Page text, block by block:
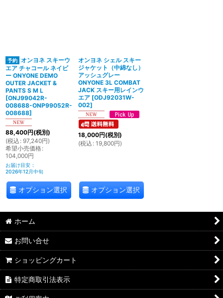
オンヨネ スキーウ
エア チャコール ネイビ
ー ONYONE DEMO
OUTER JACKET &
PANTS S M L
[ONJ99042R-
008688-ONP99052R-
008688]
88,400円(税別)
(税込 : 97,240円)
希望小売価格:
104,000円
お届け目安 :
2026年12月中旬
オプション選択
オンヨネ シェル スキー
ジャケット（中綿なし）
アッシュグレー
ONYONE 3L COMBAT
JACK スキー用レインウ
エア [ODJ92031W-
002]
18,000円(税別)
(税込 : 19,800円)
オプション選択
ホーム
お問い合せ
ショッピングカート
特定商取引法表示